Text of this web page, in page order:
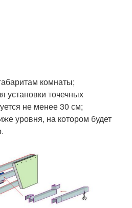
комнаты;
точечных
не менее 30 см;
уровня, на котором будет